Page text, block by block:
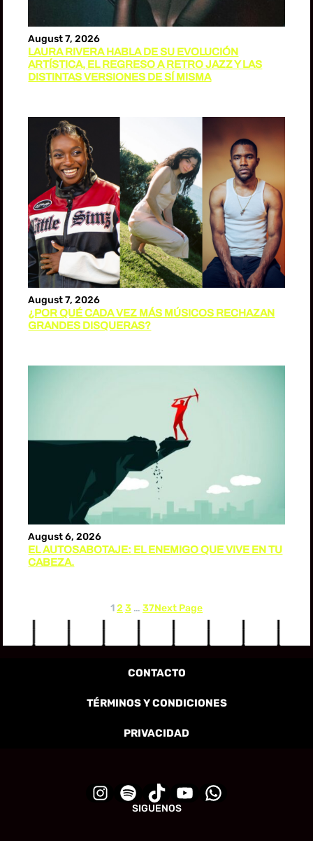
August 7, 2026
LAURA RIVERA HABLA DE SU EVOLUCIÓN
ARTÍSTICA, EL REGRESO A RETRO JAZZ Y LAS
DISTINTAS VERSIONES DE SÍ MISMA
August 7, 2026
¿POR QUÉ CADA VEZ MÁS MÚSICOS RECHAZAN
GRANDES DISQUERAS?
August 6, 2026
EL AUTOSABOTAJE: EL ENEMIGO QUE VIVE EN TU
CABEZA.
12 3 … 37Next Page
CONTACTO
TÉRMINOS Y CONDICIONES
PRIVACIDAD
SIGUENOS